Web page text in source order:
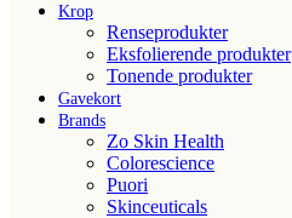
Krop
Renseprodukter
Eksfolierende produkter
Tonende produkter
Gavekort
Brands
Zo Skin Health
Colorescience
Puori
Skinceuticals